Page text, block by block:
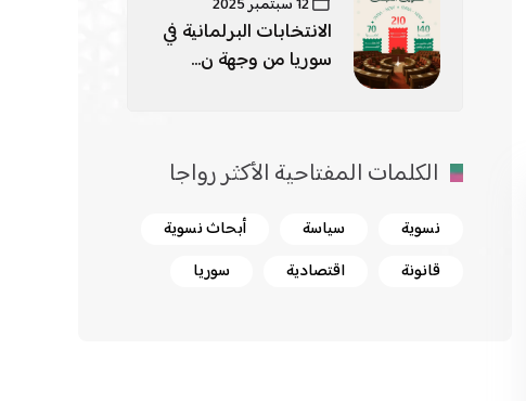
الانتخابات البرلمانية في
سوريا من وجهة ن...
الكلمات المفتاحية الأكثر رواجا
نسوية سياسة
أبحاث نسوية
قانونة
اقتصادية سوريا